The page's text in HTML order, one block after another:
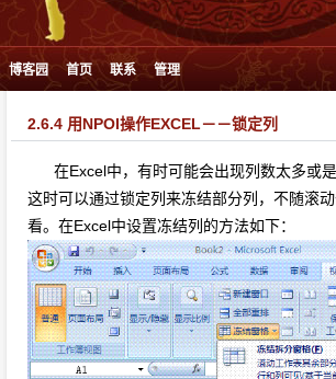
博客园 首页 联系 管理
2.6.4 用NPOI操作EXCEL－－锁定列
在Excel中，有时可能会出现列数太多或是
这时可以通过锁定列来冻结部分列，不随滚
看。在Excel中设置冻结列的方法如下：